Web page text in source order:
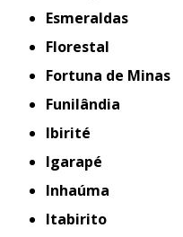
Esmeraldas
Florestal
Fortuna de Minas
Funilândia
Ibirité
Igarapé
Inhaúma
Itabirito